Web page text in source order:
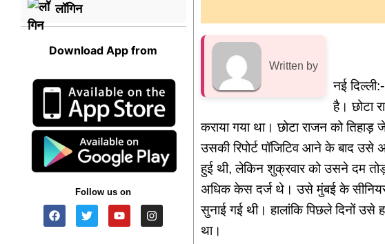
लॉगिन
Download App from
Follow us on
Written by
नई
है। छोटा
कराया गया था। छोटा राजन को
उसकी रिपोर्ट पॉजिटिव आने के बाद उसे
हुई थी, लेकिन शुक्रवार को उसने दम
अधिक केस दर्ज थे। उसे मुंबई के सीनियर
सुनाई गई थी। हालांकि पिछले दिनों उसे
था।